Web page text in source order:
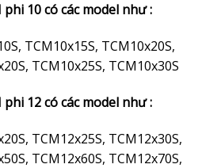
10 có các model như :
TCM10x15S, TCM10x20S,
TCM10x25S, TCM10x30S
12 có các model như :
TCM12x25S, TCM12x30S,
TCM12x60S, TCM12x70S,